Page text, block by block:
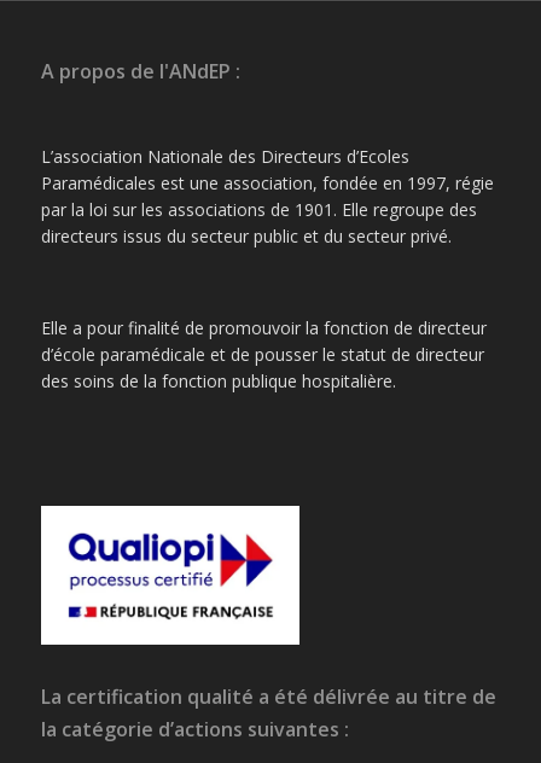
A propos de l'ANdEP :
L’association Nationale des Directeurs d’Ecoles
Paramédicales est une association, fondée en 1997, régie
par la loi sur les associations de 1901. Elle regroupe des
directeurs issus du secteur public et du secteur privé.
Elle a pour finalité de promouvoir la fonction de directeur
d’école paramédicale et de pousser le statut de directeur
des soins de la fonction publique hospitalière.
La certification qualité a été délivrée au titre de
la catégorie d’actions suivantes :